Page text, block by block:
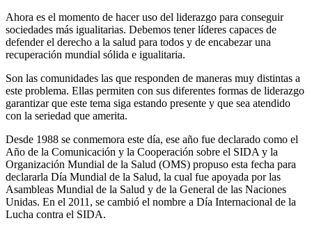
Ahora es el momento de hacer uso del liderazgo para conseguir
sociedades más igualitarias. Debemos tener líderes capaces de
defender el derecho a la salud para todos y de encabezar una
recuperación mundial sólida e igualitaria.
Son las comunidades las que responden de maneras muy distintas a
este problema. Ellas permiten con sus diferentes formas de liderazgo
garantizar que este tema siga estando presente y que sea atendido
con la seriedad que amerita.
Desde 1988 se conmemora este día, ese año fue declarado como el
Año de la Comunicación y la Cooperación sobre el SIDA y la
Organización Mundial de la Salud (OMS) propuso esta fecha para
declararla Día Mundial de la Salud, la cual fue apoyada por las
Asambleas Mundial de la Salud y de la General de las Naciones
Unidas. En el 2011, se cambió el nombre a Día Internacional de la
Lucha contra el SIDA.